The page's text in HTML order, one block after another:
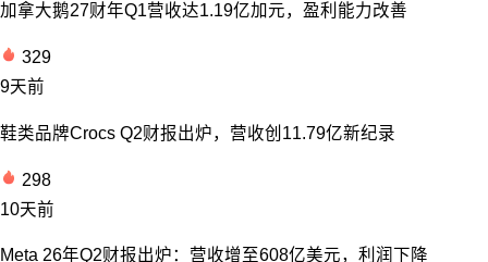
加拿大鹅27财年Q1营收达1.19亿加元，盈利能力改善
329
9天前
鞋类品牌Crocs Q2财报出炉，营收创11.79亿新纪录
298
10天前
Meta 26年Q2财报出炉：营收增至608亿美元，利润下降